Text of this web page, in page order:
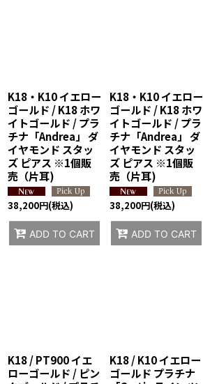
K18・K10 イエロー
ゴールド / K18 ホワ
イトゴールド / プラ
チナ「Andrea」 ダ
イヤモンド スタッ
ズ ピアス ※1個販
売（片耳)
38,200円(税込)
ADD TO CART
K18・K10 イエロー
ゴールド / K18 ホワ
イトゴールド / プラ
チナ「Andrea」 ダ
イヤモンド スタッ
ズ ピアス ※1個販
売（片耳)
38,200円(税込)
ADD TO CART
K18 / PT900 イエ
ローゴールド / ピン
K18 / K10 イエロー
ゴールド プラチナ